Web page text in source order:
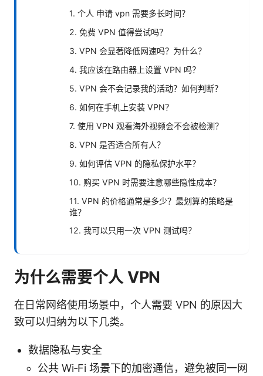
1. 个人 申请 vpn 需要多长时间？
2. 免费 VPN 值得尝试吗？
3. VPN 会显著降低网速吗？为什么？
4. 我应该在路由器上设置 VPN 吗？
5. VPN 会不会记录我的活动？如何判断？
6. 如何在手机上安装 VPN？
7. 使用 VPN 观看海外视频会不会被检测？
8. VPN 是否适合所有人？
9. 如何评估 VPN 的隐私保护水平？
10. 购买 VPN 时需要注意哪些隐性成本？
11. VPN 的价格通常是多少？最划算的策略是
谁？
12. 我可以只用一次 VPN 测试吗？
为什么需要个人 VPN
在日常网络使用场景中，个人需要 VPN 的原因大
致可以归纳为以下几类。
数据隐私与安全
公共 Wi‑Fi 场景下的加密通信，避免被同一网